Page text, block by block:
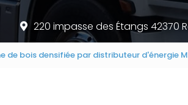
220 impasse des Étangs 42370
de bois densifiée par distributeur d'énergie